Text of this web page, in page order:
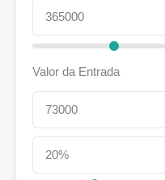
Valor da Entrada